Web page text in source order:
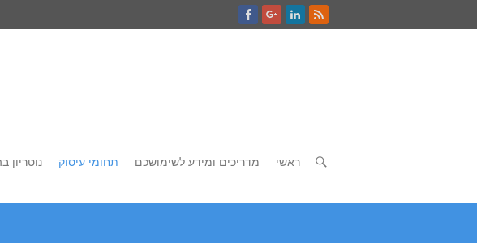
נוטריון תחומי עיסוק מדריכים ומידע לשימושכם ראשי